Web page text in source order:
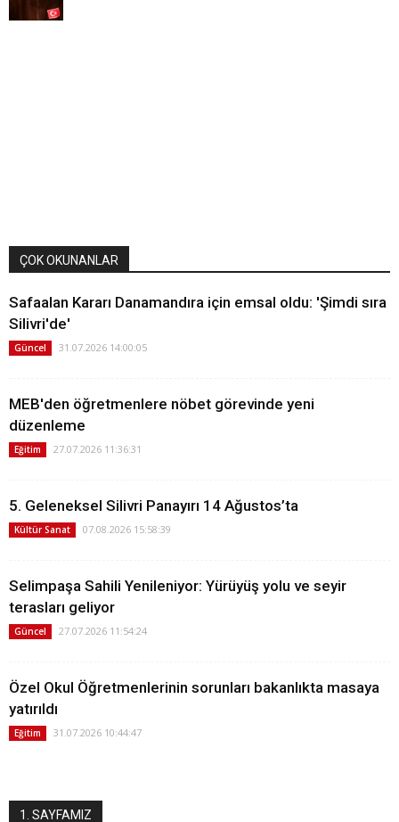
ÇOK OKUNANLAR
Safaalan Kararı Danamandıra için emsal oldu: 'Şimdi sıra
Silivri'de'
Güncel 31.07.2026 14:00:05
MEB'den öğretmenlere nöbet görevinde yeni
düzenleme
Eğitim 27.07.2026 11:36:31
5. Geleneksel Silivri Panayırı 14 Ağustos’ta
Kültür Sanat 07.08.2026 15:58:39
Selimpaşa Sahili Yenileniyor: Yürüyüş yolu ve seyir
terasları geliyor
Güncel 27.07.2026 11:54:24
Özel Okul Öğretmenlerinin sorunları bakanlıkta masaya
yatırıldı
Eğitim 31.07.2026 10:44:47
1. SAYFAMIZ